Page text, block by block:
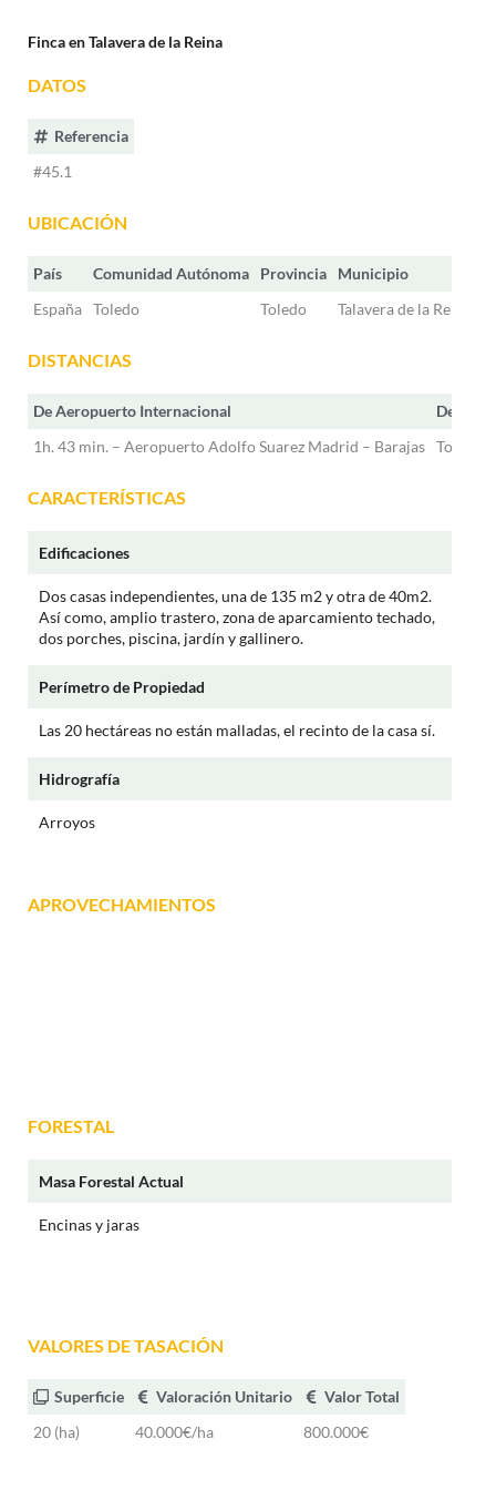
Finca en Talavera de la Reina
DATOS
Referencia
#45.1
UBICACIÓN
País Comunidad Autónoma Provincia
Municipio
España Toledo Toledo Talavera de la Reina
DISTANCIAS
De Aeropuerto Internacional
De
1h. 43 min. – Aeropuerto Adolfo Suarez Madrid – Barajas Toledo
CARACTERÍSTICAS
Edificaciones
Dos casas independientes, una de 135 m2 y otra de 40m2.
Así como, amplio trastero, zona de aparcamiento techado,
dos porches, piscina, jardín y gallinero.
Perímetro de Propiedad
Las 20 hectáreas no están malladas, el recinto de la casa sí.
Hidrografía
Arroyos
APROVECHAMIENTOS
FORESTAL
Masa Forestal Actual
Encinas y jaras
VALORES DE TASACIÓN
Superficie Valoración Unitario
Valor Total
20 (ha)
40.000€/ha 800.000€